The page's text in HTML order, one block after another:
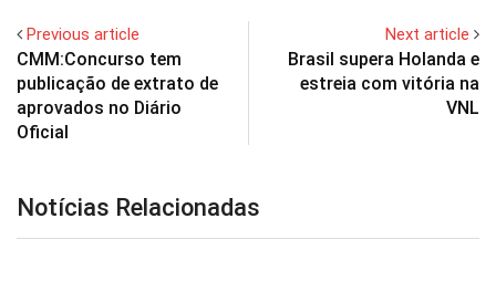
Previous article
CMM:Concurso tem
publicação de extrato de
aprovados no Diário
Oficial
Next article
Brasil supera Holanda e
estreia com vitória na
VNL
Notícias Relacionadas